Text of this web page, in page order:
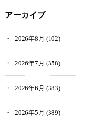
アーカイブ
2026年8月 (102)
2026年7月 (358)
2026年6月 (383)
2026年5月 (389)